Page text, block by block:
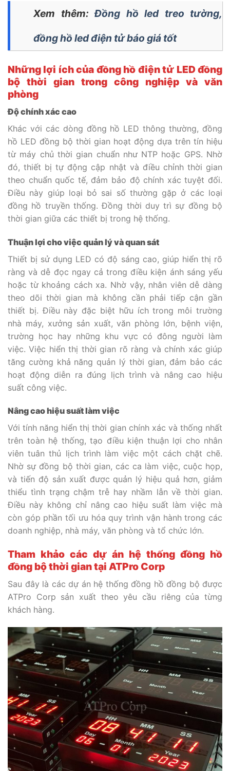
Xem thêm:Đồng hồ led treo tường,
đồng hồ led điện tử báo giá tốt
Những lợi ích của đồng hồ điện tử LED đồng
bộ thời gian trong công nghiệp và văn
phòng
Độ chính xác cao
Khác với các dòng đồng hồ LED thông thường, đồng
hồ LED đồng bộ thời gian hoạt động dựa trên tín hiệu
từ máy chủ thời gian chuẩn như NTP hoặc GPS. Nhờ
đó, thiết bị tự động cập nhật và điều chỉnh thời gian
theo chuẩn quốc tế, đảm bảo độ chính xác tuyệt đối.
Điều này giúp loại bỏ sai số thường gặp ở các loại
đồng hồ truyền thống. Đồng thời duy trì sự đồng bộ
thời gian giữa các thiết bị trong hệ thống.
Thuận lợi cho việc quản lý và quan sát
Thiết bị sử dụng LED có độ sáng cao, giúp hiển thị rõ
ràng và dễ đọc ngay cả trong điều kiện ánh sáng yếu
hoặc từ khoảng cách xa. Nhờ vậy, nhân viên dễ dàng
theo dõi thời gian mà không cần phải tiếp cận gần
thiết bị. Điều này đặc biệt hữu ích trong môi trường
nhà máy, xưởng sản xuất, văn phòng lớn, bệnh viện,
trường học hay những khu vực có đông người làm
việc. Việc hiển thị thời gian rõ ràng và chính xác giúp
tăng cường khả năng quản lý thời gian, đảm bảo các
hoạt động diễn ra đúng lịch trình và nâng cao hiệu
suất công việc.
Nâng cao hiệu suất làm việc
Với tính năng hiển thị thời gian chính xác và thống nhất
trên toàn hệ thống, tạo điều kiện thuận lợi cho nhân
viên tuân thủ lịch trình làm việc một cách chặt chẽ.
Nhờ sự đồng bộ thời gian, các ca làm việc, cuộc họp,
và tiến độ sản xuất được quản lý hiệu quả hơn, giảm
thiểu tình trạng chậm trễ hay nhầm lẫn về thời gian.
Điều này không chỉ nâng cao hiệu suất làm việc mà
còn góp phần tối ưu hóa quy trình vận hành trong các
doanh nghiệp, nhà máy, văn phòng và tổ chức lớn.
Tham khảo các dự án hệ thống đồng hồ
đồng bộ thời gian tại ATPro Corp
Sau đây là các dự án hệ thống đồng hồ đồng bộ được
ATPro Corp sản xuất theo yêu cầu riêng của từng
khách hàng.